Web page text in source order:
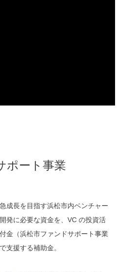
ポート事業
成長を目指す浜松市内ベンチャー
発に必要な資金を、VC の投資活
金（浜松市ファンドサポート事業
支援する補助金。